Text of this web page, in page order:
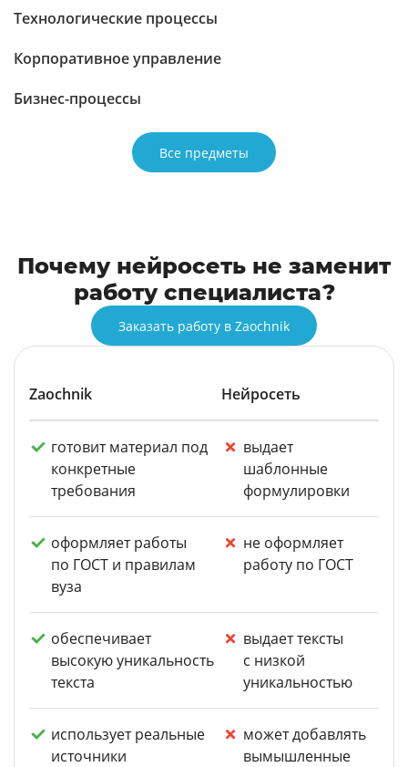
Технологические процессы
Корпоративное управление
Бизнес-процессы
Все предметы
Почему нейросеть не заменит
работу специалиста?
Заказать работу в Zaochnik
Zaochnik Нейросеть
готовит материал под
конкретные
требования
выдает
шаблонные
формулировки
оформляет работы
по ГОСТ и правилам
вуза
не оформляет
работу по ГОСТ
обеспечивает
высокую уникальность
текста
выдает тексты
с низкой
уникальностью
использует реальные
источники
может добавлять
вымышленные